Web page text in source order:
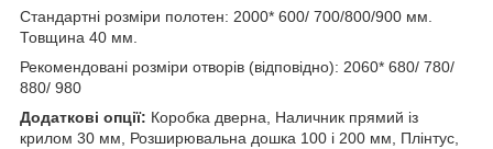
Стандартні розміри полотен: 2000* 600/ 700/800/900 мм.
Товщина 40 мм.
Рекомендовані розміри отворів (відповідно): 2060* 680/ 780/
880/ 980
Додаткові опції: Коробка дверна, Наличник прямий із
крилом 30 мм, Розширювальна дошка 100 і 200 мм, Плінтус,